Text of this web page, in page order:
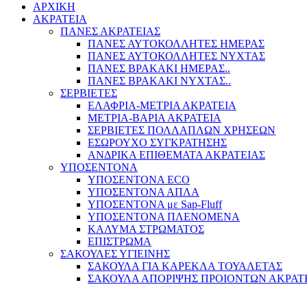
ΑΡΧΙΚΗ
ΑΚΡΑΤΕΙΑ
ΠΑΝΕΣ ΑΚΡΑΤΕΙΑΣ
ΠΑΝΕΣ ΑΥΤΟΚΟΛΛΗΤΕΣ ΗΜΕΡΑΣ
ΠΑΝΕΣ ΑΥΤΟΚΟΛΛΗΤΕΣ ΝΥΧΤΑΣ
ΠΑΝΕΣ ΒΡΑΚΑΚΙ ΗΜΕΡΑΣ..
ΠΑΝΕΣ ΒΡΑΚΑΚΙ ΝΥΧΤΑΣ..
ΣΕΡΒΙΕΤΕΣ
ΕΛΑΦΡΙΑ-ΜΕΤΡΙΑ ΑΚΡΑΤΕΙΑ
ΜΕΤΡΙΑ-ΒΑΡΙΑ ΑΚΡΑΤΕΙΑ
ΣΕΡΒΙΕΤΕΣ ΠΟΛΛΑΠΛΩΝ ΧΡΗΣΕΩΝ
ΕΣΩΡΟΥΧΟ ΣΥΓΚΡΑΤΗΣΗΣ
ΑΝΔΡΙΚΑ ΕΠΙΘΕΜΑΤΑ ΑΚΡΑΤΕΙΑΣ
ΥΠΟΣΕΝΤΟΝΑ
ΥΠΟΣΕΝΤΟΝΑ ECO
ΥΠΟΣΕΝΤΟΝΑ ΑΠΛΑ
ΥΠΟΣΕΝΤΟΝΑ με Sap-Fluff
ΥΠΟΣΕΝΤΟΝΑ ΠΛΕΝΟΜΕΝΑ
ΚΑΛΥΜΑ ΣΤΡΩΜΑΤΟΣ
ΕΠΙΣΤΡΩΜΑ
ΣΑΚΟΥΛΕΣ ΥΓΙΕΙΝΗΣ
ΣΑΚΟΥΛΑ ΓΙΑ ΚΑΡΕΚΛΑ ΤΟΥΑΛΕΤΑΣ
ΣΑΚΟΥΛΑ ΑΠΟΡΙΨΗΣ ΠΡΟΙΟΝΤΩΝ